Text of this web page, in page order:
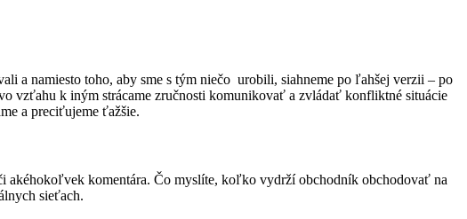
a namiesto toho, aby sme s tým niečo urobili, siahneme po ľahšej verzii – po
vzťahu k iným strácame zručnosti komunikovať a zvládať konfliktné situácie
a preciťujeme ťažšie.
akéhokoľvek komentára. Čo myslíte, koľko vydrží obchodník obchodovať na
sieťach.